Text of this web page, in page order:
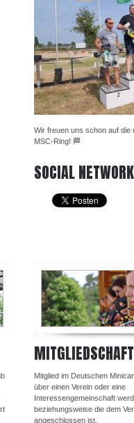
Wir freuen uns schon auf die
MSC-Ring! 🏁
SOCIAL
MITGLIEDSCHAFT
Mitglied im Deutschen
über einen Verein oder eine
Interessengemeinschaft
beziehungsweise die dem
angeschlossen ist.